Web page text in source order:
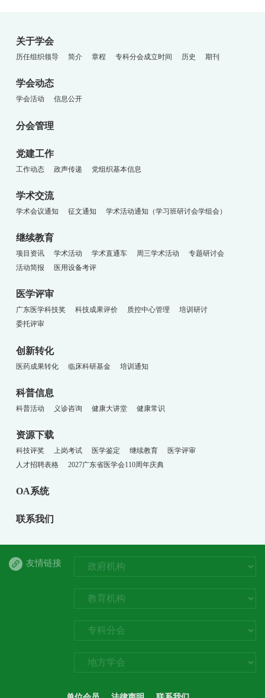
关于学会
历任组织领导 简介 章程 专科分会成立时间 历史 期刊
学会动态
学会活动 信息公开
分会管理
党建工作
工作动态 政声传递 党组织基本信息
学术交流
学术会议通知 征文通知 学术活动通知（学习班研讨会学组会）
继续教育
项目资讯 学术活动 学术直通车 周三学术活动
专题研讨会
活动简报
医用设备考评
医学评审
广东医学科技奖 科技成果评价 质控中心管理
培训研讨
委托评审
创新转化
医药成果转化 临床科研基金 培训通知
科普信息
科普活动 义诊咨询 健康大讲堂 健康常识
资源下载
科技评奖 上岗考试 医学鉴定 继续教育
医学评审
人才招聘表格
2027广东省医学会110周年庆典
OA系统
联系我们
友情链接